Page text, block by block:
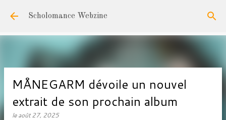
Accéder au contenu principal
Scholomance Webzine
MÅNEGARM dévoile un nouvel
extrait de son prochain album
leaoût 27, 2025